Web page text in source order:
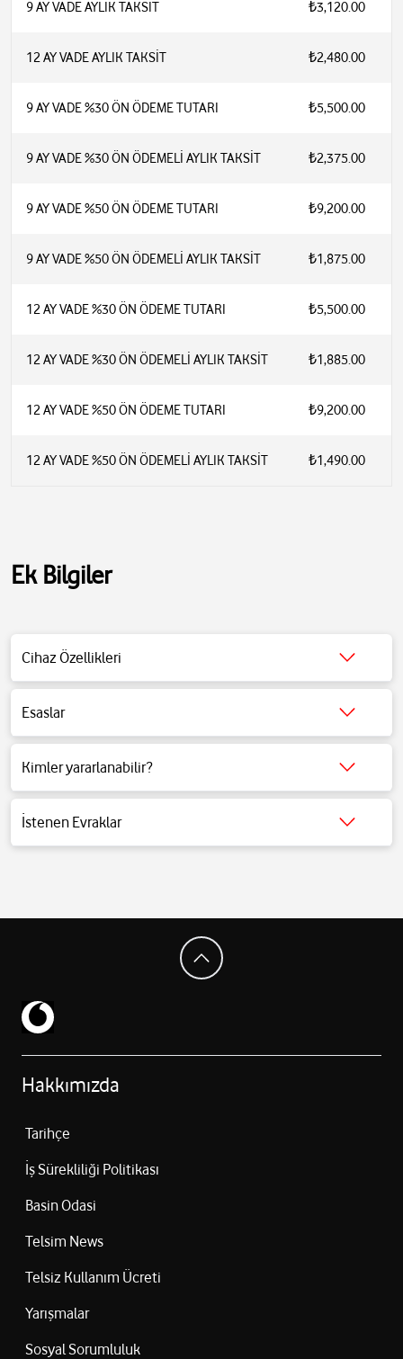
9 AY VADE AYLIK TAKSİT ₺3,120.00
12 AY VADE AYLIK TAKSİT ₺2,480.00
9 AY VADE %30 ÖN ÖDEME TUTARI ₺5,500.00
9 AY VADE %30 ÖN ÖDEMELİ AYLIK TAKSİT ₺2,375.00
9 AY VADE %50 ÖN ÖDEME TUTARI ₺9,200.00
9 AY VADE %50 ÖN ÖDEMELİ AYLIK TAKSİT ₺1,875.00
12 AY VADE %30 ÖN ÖDEME TUTARI ₺5,500.00
12 AY VADE %30 ÖN ÖDEMELİ AYLIK TAKSİT ₺1,885.00
12 AY VADE %50 ÖN ÖDEME TUTARI ₺9,200.00
12 AY VADE %50 ÖN ÖDEMELİ AYLIK TAKSİT ₺1,490.00
Ek Bilgiler
Cihaz Özellikleri
Görüntü Formatı: LCD Panel
Desteklenen İşletim Sistemi: Windows, Android
CPU: Qualcomm XR2 Gen 2
Esaslar
Detaylı bilgi içintıklayınız.
Kimler yararlanabilir?
Detaylı bilgi içintıklayınız.
İstenen Evraklar
Detaylı bilgi içintıklayınız.
Hakkımızda
Tarihçe
İş Sürekliliği Politikası
Basin Odasi
Telsim News
Telsiz Kullanım Ücreti
Yarışmalar
Sosyal Sorumluluk